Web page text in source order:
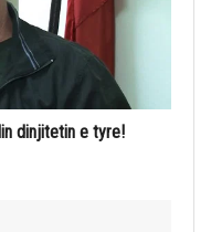
dinjitetin e tyre!